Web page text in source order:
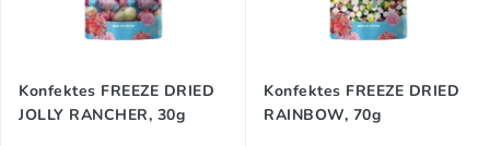
Konfektes FREEZE DRIED
JOLLY RANCHER, 30g
Konfektes FREEZE DRIED
RAINBOW, 70g